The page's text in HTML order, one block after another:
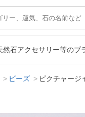
石アクセサリー等のブ
ビーズ ピクチャージ